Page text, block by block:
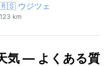
🇷🇸 ウジツェ
123 km
気 — よくある質